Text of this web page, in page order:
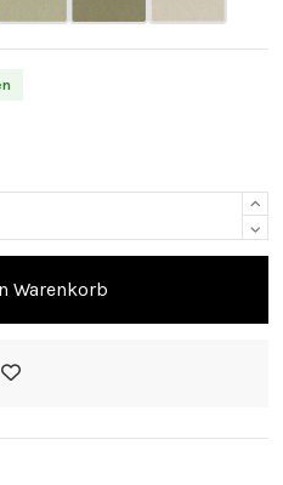
Warenkorb